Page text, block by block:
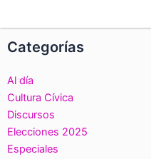
Categorías
Al día
Cultura Cívica
Discursos
Elecciones 2025
Especiales